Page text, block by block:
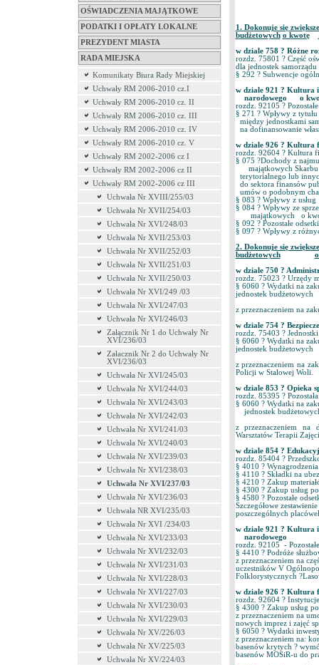
OŚWIADCZENIA MAJĄTKOWE
PODATKI I OPŁATY LOKALNE
PREZYDENT MIASTA
RADA MIEJSKA
Komunikaty Biura Rady Miejskiej
Uchwały RM 2006-2010 cz.I
Uchwały RM 2006-2010 cz. II
Uchwały RM 2006-2010 cz. III
Uchwały RM 2006-2010 cz. IV
Uchwały RM 2006-2010 cz. V
Uchwały RM 2002-2006 cz I
Uchwały RM 2002-2006 cz II
Uchwały RM 2002-2006 cz III
Uchwała Nr XVIII/255/03
Uchwała Nr XVII/254/03
Uchwała Nr XVI/248/03
Uchwała Nr XVII/253/03
Uchwała Nr XVII/252/03
Uchwała Nr XVII/251/03
Uchwała Nr XVII/250/03
Uchwała Nr XVI/249 /03
Uchwała Nr XVI/247/03
Uchwała Nr XVI/246/03
Załącznik Nr 1 do Uchwały Nr
XVI/236/03
Załacznik Nr 2 do Uchwały Nr
XVI/236/03
Uchwała Nr XVI/245/03
Uchwała Nr XVI/244/03
Uchwała Nr XVI/243/03
Uchwała Nr XVI/242/03
Uchwała Nr XVI/241/03
Uchwała Nr XVI/240/03
Uchwała Nr XVI/239/03
Uchwała Nr XVI/238/03
Uchwała Nr XVI/237/03
Uchwała Nr XVI/236/03
Uchwała NR XVI/235/03
Uchwała Nr XVI /234/03
Uchwała Nr XVI/233/03
Uchwała Nr XVI/232/03
Uchwała Nr XVI/231/03
Uchwała Nr XVI/228/03
Uchwała Nr XVI/227/03
Uchwała Nr XVI/230/03
Uchwała Nr XVI/229/03
Uchwała Nr XV/226/03
Uchwała Nr XV/225/03
Uchwała Nr XV/224/03
1. Dokonuje się
budżetowych o kwotę
w dziale 758 ?
rozdz. 75801 ? Część
dla jednostek
§ 292 ? Subwencje
w dziale 921 ? Kultura
narodowego o
rozdz. 92105 ?
§ 271 ? Wpływy z
między jednostkami
na dofinansowanie
w dziale 926 ?
rozdz. 92604 ? Kultura
§ 075 ?Dochody z
majątkowych Skarbu
terytorialnego lub
do sektora finansów
umów o podobnym
§ 083 ? Wpływy z
§ 084 ? Wpływy ze
majątkowych o
§ 092 ? Pozostałe
§ 097 ? Wpływy z
2. Dokonuje się
budżetowych
w dziale 750 ?
rozdz. 75023 ?
§ 6060 ? Wydatki na
jednostek
z przeznaczeniem na
w dziale 754 ?
rozdz. 75403 ?
§ 6060 ? Wydatki
jednostek
z przeznaczeniem na
Policji w Stalowej Woli.
w dziale 853 ?
rozdz. 85395 ?
§ 6060 ? Wydatki
jednostek
z przeznaczeniem na
Warsztatów Terapii
w dziale 854 ?
rozdz. 85404 ?
§ 4010 ?
§ 4110 ? Składki na
§ 4210 ? Zakup
§ 4300 ? Zakup usług
§ 4580 ? Pozostałe
Szczegółowe
poszczególnych
w dziale 921 ? Kultura
narodowego o
rozdz. 92105 -
§ 4410 ? Podróże
z przeznaczeniem na
uczestników V
Folklorystycznych
w dziale 926 ?
rozdz. 92604 ?
§ 4300 ? Zakup
z przeznaczeniem na
nowych imprez i zajęć
§ 6050 ? Wydatki
z przeznaczeniem na:
basenów krytych ?
basenów MOSiR-u do